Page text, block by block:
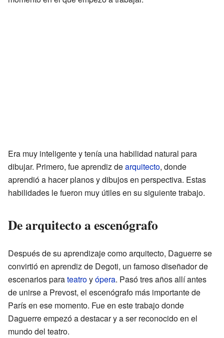
Era muy inteligente y tenía una habilidad natural para
dibujar. Primero, fue aprendiz dearquitecto, donde
aprendió a hacer planos y dibujos en perspectiva. Estas
habilidades le fueron muy útiles en su siguiente trabajo.
De arquitecto a escenógrafo
Después de su aprendizaje como arquitecto, Daguerre se
convirtió en aprendiz de Degoti, un famoso diseñador de
escenarios parateatroyópera. Pasó tres años allí antes
de unirse a Prevost, el escenógrafo más importante de
París en ese momento. Fue en este trabajo donde
Daguerre empezó a destacar y a ser reconocido en el
mundo del teatro.